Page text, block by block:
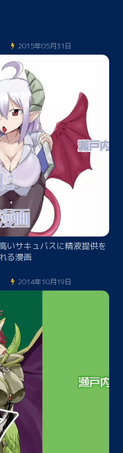
2015年05月31日
いサキュバスに精液提供を
る漫画
2014年10月19日